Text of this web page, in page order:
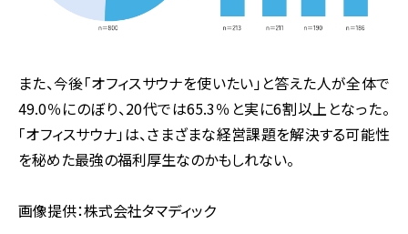
また、今後「オフィスサウナを使いたい」と答えた人が全体で
49.0％にのぼり、20代では65.3％と実に6割以上となった。
「オフィスサウナ」は、さまざまな経営課題を解決する可能性
を秘めた最強の福利厚生なのかもしれない。
画像提供：株式会社タマディック